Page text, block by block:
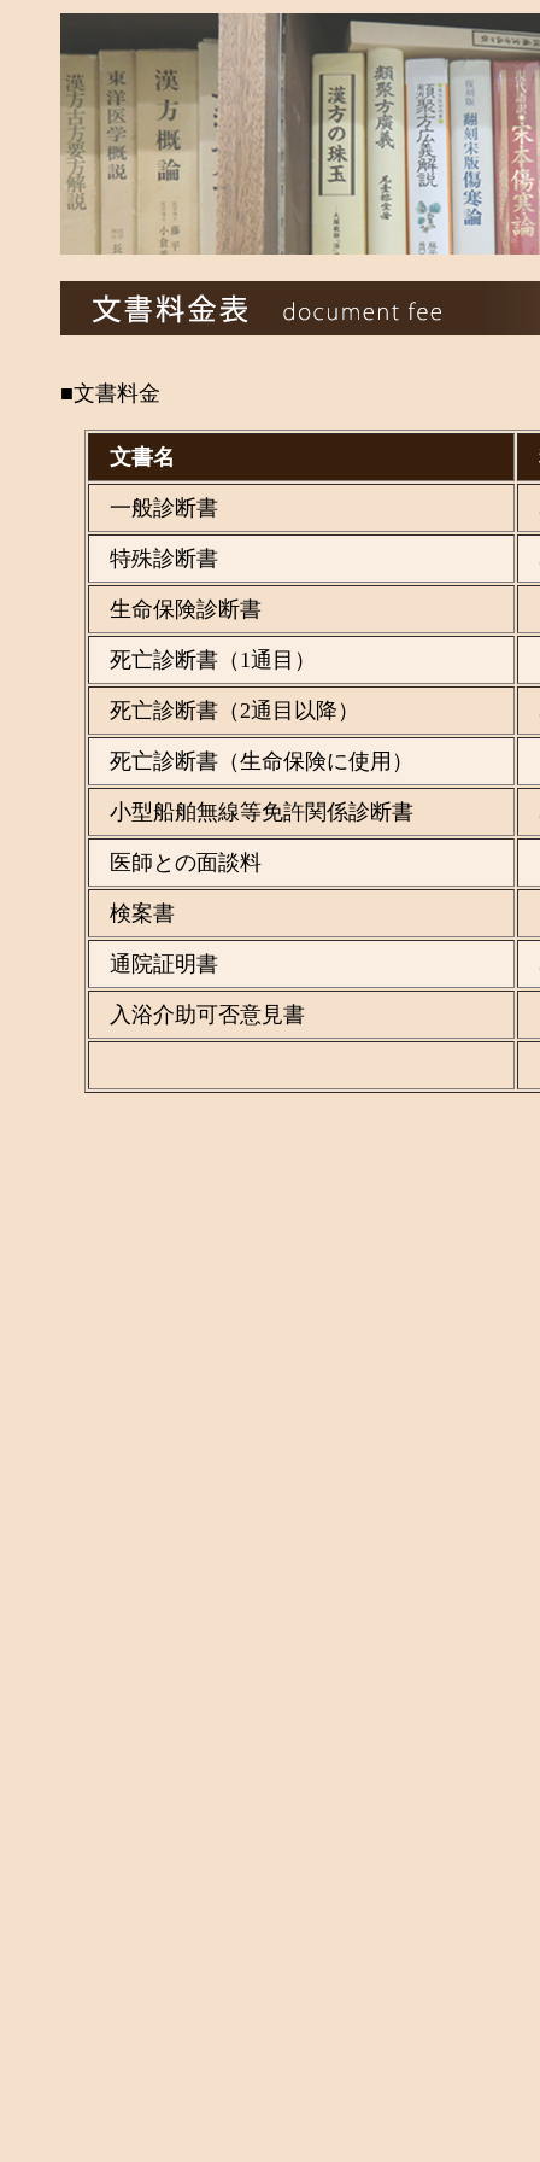
■文書料金
文書名
一般診断書
特殊診断書
生命保険診断書
死亡診断書（1通目）
死亡診断書（2通目以降）
死亡診断書（生命保険に使用）
小型船舶無線等免許関係診断書
医師との面談料
検案書
通院証明書
入浴介助可否意見書